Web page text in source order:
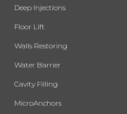
Deep Injections
Floor Lift
Walls Restoring
Water Barrier
Cavity Filling
MicroAnchors